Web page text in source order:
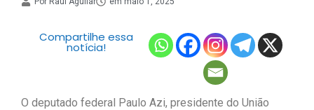
de contabilidade | Prefeitura
de Lauro de Freitas disponibiliza
Compartilhe essa
notícia!
O deputado federal Paulo Azi, presidente do União